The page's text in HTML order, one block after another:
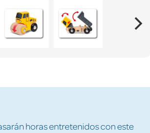
horas entretenidos con este